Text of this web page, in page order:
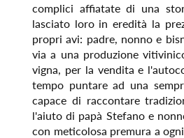
complici affiatate di una
lasciato loro in eredità la
propri avi: padre, nonno e
via a una produzione
vigna, per la vendita e
tempo puntare ad una
capace di raccontare
l'aiuto di papà Stefano e
con meticolosa premura a